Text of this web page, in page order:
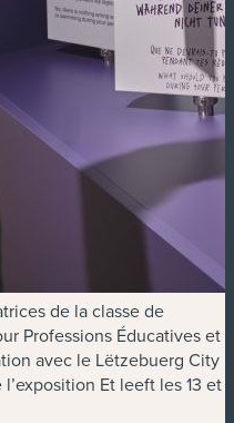
de la classe de
Professions Éducatives et
avec le Lëtzebuerg City
Et leeft les 13 et